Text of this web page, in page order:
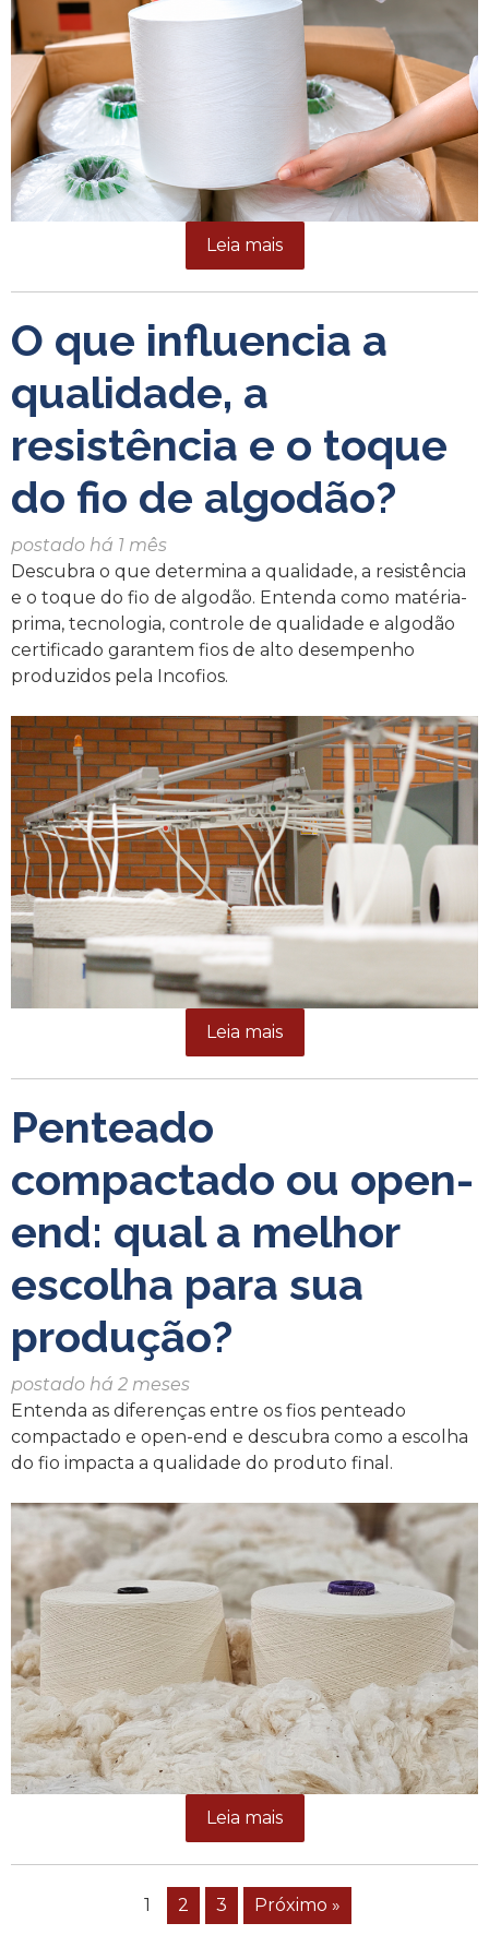
Leia mais
O que influencia a
qualidade, a
resistência e o toque
do fio de algodão?
postado há 1 mês
Descubra o que determina a qualidade, a resistência
e o toque do fio de algodão. Entenda como matéria-
prima, tecnologia, controle de qualidade e algodão
certificado garantem fios de alto desempenho
produzidos pela Incofios.
Leia mais
Penteado
compactado ou open-
end: qual a melhor
escolha para sua
produção?
postado há 2 meses
Entenda as diferenças entre os fios penteado
compactado e open-end e descubra como a escolha
do fio impacta a qualidade do produto final.
Leia mais
1 2 3 Próximo »